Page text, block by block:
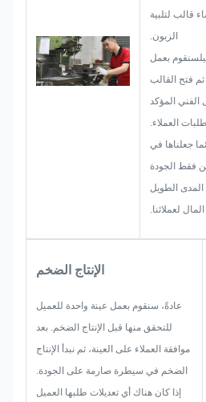
فريق لديه المهارات لتقديم الحلول
الرائعة بالنسبة لك.
لتلبية
بعمل
المؤكد
في
الجودة
الإنتاج الضخم
عادةً، سنقوم بعمل عينة واحدة للعميل
للتحقق منها قبل الإنتاج الضخم. بعد
العملاء على العينة، ثم نبدأ الإنتاج
في سيطرة صارمة على الجودة.
إذا كان هناك أي تعديلات طلبها العميل